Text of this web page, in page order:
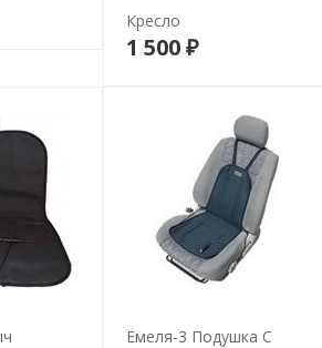
Кресло
1 500 ₽В корзину
Емеля-3 Подушка С